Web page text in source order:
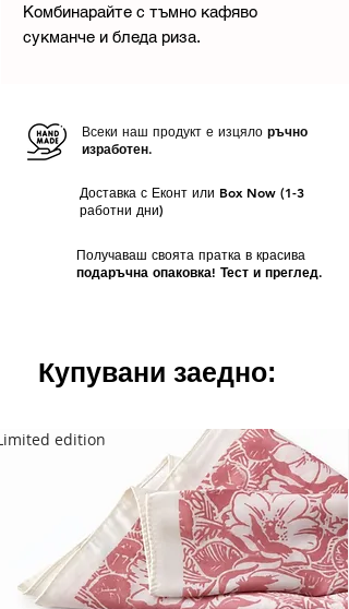
Комбинарайте с тъмно кафяво
сукманче и бледа риза.
Всеки наш продукт е изцяло ръчно
изработен.
Доставка с Еконт или Box Now (1-3
работни дни)
Получаваш своята пратка в красива
подаръчна опаковка! Тест и преглед.
Купувани заедно:
edition